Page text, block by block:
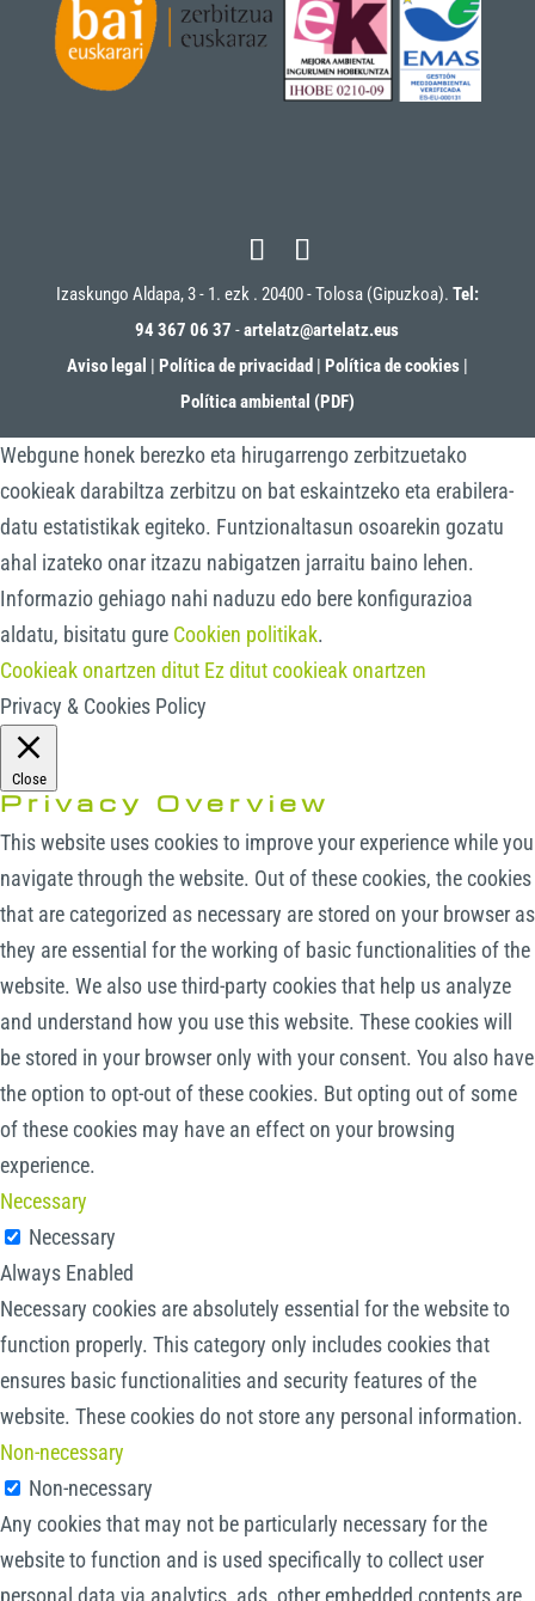
Izaskungo Aldapa, 3 - 1. ezk . 20400 - Tolosa (Gipuzkoa). Tel:
94 367 06 37 -artelatz@artelatz.eus
Aviso legal | Política de privacidad | Política de cookies|
Política ambiental (PDF)
Webgune honek berezko eta hirugarrengo zerbitzuetako
cookieak darabiltza zerbitzu on bat eskaintzeko eta erabilera-
datu estatistikak egiteko. Funtzionaltasun osoarekin gozatu
ahal izateko onar itzazu nabigatzen jarraitu baino lehen.
Informazio gehiago nahi naduzu edo bere konfigurazioa
aldatu, bisitatu gure Cookien politikak.
Cookieak onartzen ditut Ez ditut cookieak onartzen
Privacy & Cookies Policy
Close
Privacy Overview
This website uses cookies to improve your experience while you
navigate through the website. Out of these cookies, the cookies
that are categorized as necessary are stored on your browser as
they are essential for the working of basic functionalities of the
website. We also use third-party cookies that help us analyze
and understand how you use this website. These cookies will
be stored in your browser only with your consent. You also have
the option to opt-out of these cookies. But opting out of some
of these cookies may have an effect on your browsing
experience.
Necessary
Necessary
Always Enabled
Necessary cookies are absolutely essential for the website to
function properly. This category only includes cookies that
ensures basic functionalities and security features of the
website. These cookies do not store any personal information.
Non-necessary
Non-necessary
Any cookies that may not be particularly necessary for the
website to function and is used specifically to collect user
personal data via analytics, ads, other embedded contents are